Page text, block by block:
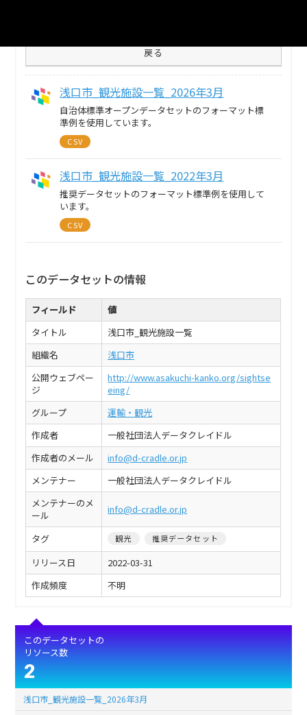
戻る
浅口市_観光施設一覧_2026年3月
自治体標準オープンデータセットのフォーマット標
準例を使用しています。
CSV
浅口市_観光施設一覧_2022年3月
推奨データセットのフォーマット標準例を使用して
います。
CSV
このデータセットの情報
フィールド
値
タイトル
浅口市_観光施設一覧
組織名
浅口市
公開ウェブペー
ジ
http://www.asakuchi-kanko.org/sightse
eing/
グループ
運輸・観光
作成者
一般社団法人データクレイドル
作成者のメール
info@d-cradle.or.jp
メンテナー
一般社団法人データクレイドル
メンテナーのメ
ール
info@d-cradle.or.jp
タグ 観光 推奨データセット
リリース日
2022-03-31
作成頻度
不明
このデータセットの
リソース数
2
浅口市_観光施設一覧_2026年3月